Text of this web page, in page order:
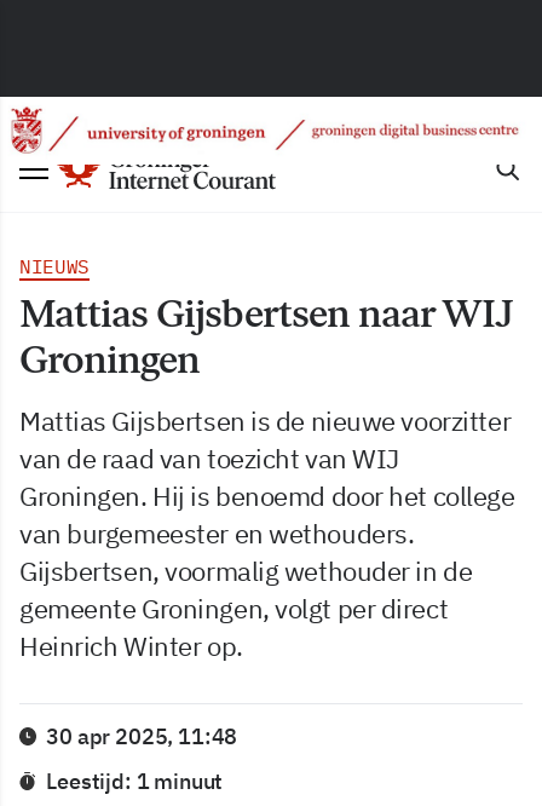
NIEUWS
Mattias Gijsbertsen naar WIJ
Groningen
Mattias Gijsbertsen is de nieuwe voorzitter
van de raad van toezicht van WIJ
Groningen. Hij is benoemd door het college
van burgemeester en wethouders.
Gijsbertsen, voormalig wethouder in de
gemeente Groningen, volgt per direct
Heinrich Winter op.
30 apr 2025, 11:48
Leestijd: 1 minuut